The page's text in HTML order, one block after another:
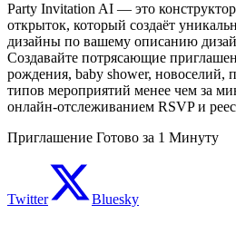
Party Invitation AI — это
открыток, который создаёт
дизайны по вашему описанию
Создавайте потрясающие
рождения, baby shower, новоселий,
типов мероприятий менее чем за
онлайн-отслеживанием RSVP и
Приглашение Готово за 1 Минуту
Twitter Bluesky